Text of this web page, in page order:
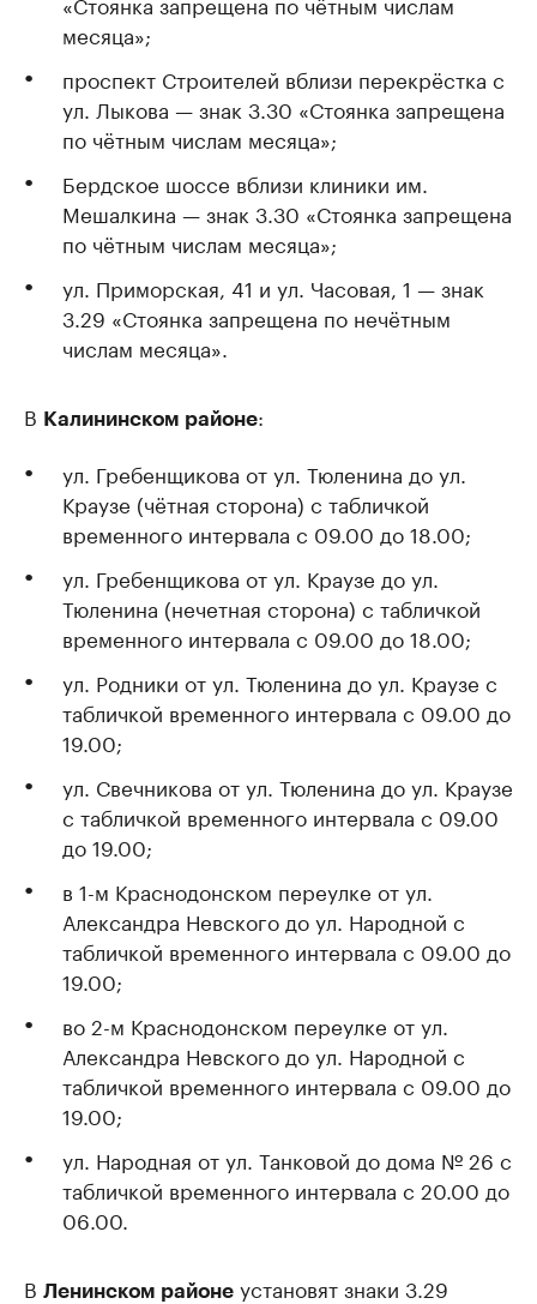
месяца»;
проспект Строителей вблизи перекрёстка с
ул. Лыкова — знак 3.30 «Стоянка запрещена
по чётным числам месяца»;
Бердское шоссе вблизи клиники им.
Мешалкина — знак 3.30 «Стоянка запрещена
по чётным числам месяца»;
ул. Приморская, 41 и ул. Часовая, 1 — знак
3.29 «Стоянка запрещена по нечётным
числам месяца».
В Калининском районе:
ул. Гребенщикова от ул. Тюленина до ул.
Краузе (чётная сторона) с табличкой
временного интервала с 09.00 до 18.00;
ул. Гребенщикова от ул. Краузе до ул.
Тюленина (нечетная сторона) с табличкой
временного интервала с 09.00 до 18.00;
ул. Родники от ул. Тюленина до ул. Краузе с
табличкой временного интервала с 09.00 до
19.00;
ул. Свечникова от ул. Тюленина до ул. Краузе
с табличкой временного интервала с 09.00
до 19.00;
в 1-м Краснодонском переулке от ул.
Александра Невского до ул. Народной с
табличкой временного интервала с 09.00 до
19.00;
во 2-м Краснодонском переулке от ул.
Александра Невского до ул. Народной с
табличкой временного интервала с 09.00 до
19.00;
ул. Народная от ул. Танковой до дома № 26 с
табличкой временного интервала с 20.00 до
06.00.
В Ленинском районе установят знаки 3.29